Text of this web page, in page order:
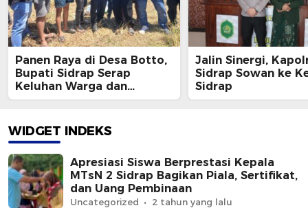
Panen Raya di Desa Botto,
Bupati Sidrap Serap
Keluhan Warga dan
Janjikan Jalan Mulus
Jalin Sinergi,
Sidrap Sowan ke
Sidrap
WIDGET INDEKS
Apresiasi Siswa Berprestasi Kepala
MTsN 2 Sidrap Bagikan Piala, Sertifikat,
dan Uang Pembinaan
Uncategorized 2 tahun yang lalu